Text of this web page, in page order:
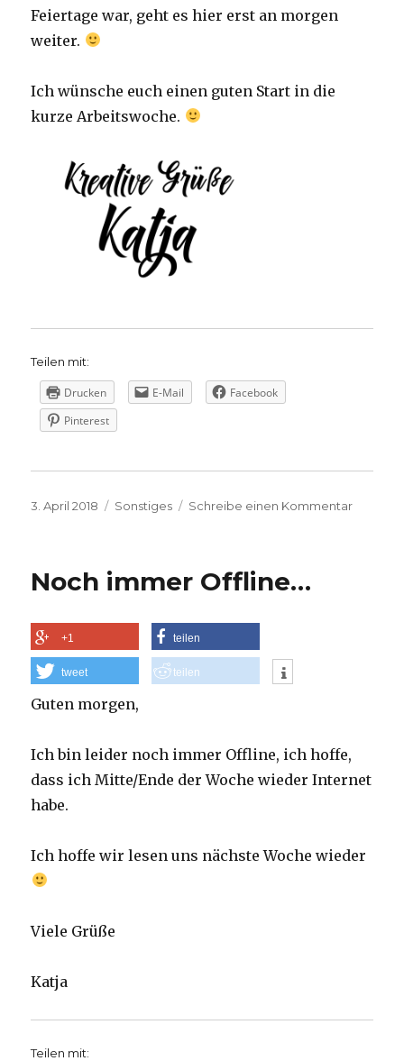
Feiertage war, geht es hier erst an morgen
weiter.
Ich wünsche euch einen guten Start in die
kurze Arbeitswoche.
Teilen mit:
Drucken E-Mail
Facebook
Pinterest
Veröffentlicht
3. April 2018 Kategorien
Sonstiges Schreibe einen Kommentarzu
Noch immer Offline…
+1 teilen
tweet teilen
Guten morgen,
Ich bin leider noch immer Offline, ich hoffe,
dass ich Mitte/Ende der Woche wieder Internet
habe.
Ich hoffe wir lesen uns nächste Woche wieder
Viele Grüße
Katja
Teilen mit: